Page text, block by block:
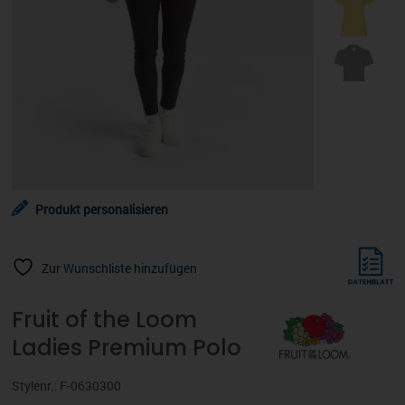
Produkt personalisieren
Zur Wunschliste hinzufügen
Fruit of the Loom
Ladies Premium Polo
Stylenr.: F-0630300